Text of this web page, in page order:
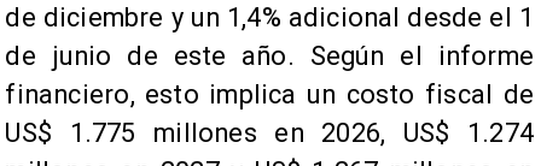
de diciembre y un 1,4% adicional desde el 1
de junio de este año. Según el informe
financiero, esto implica un costo fiscal de
US$ 1.775 millones en 2026, US$ 1.274